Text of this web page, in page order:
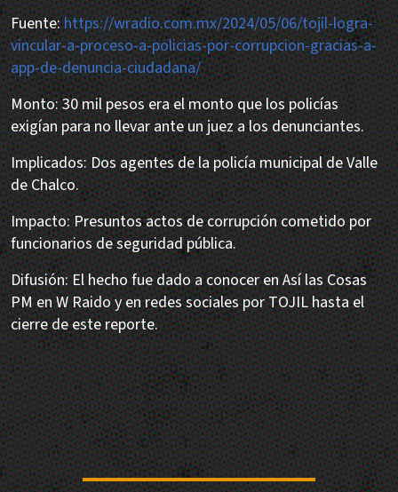
Fuente:https://wradio.com.mx/2024/05/06/tojil-logra-
vincular-a-proceso-a-policias-por-corrupcion-gracias-a-
app-de-denuncia-ciudadana/
Monto: 30 mil pesos era el monto que los policías
exigían para no llevar ante un juez a los denunciantes.
Implicados: Dos agentes de la policía municipal de Valle
de Chalco.
Impacto: Presuntos actos de corrupción cometido por
funcionarios de seguridad pública.
Difusión: El hecho fue dado a conocer en Así las Cosas
PM en W Raido y en redes sociales por TOJIL hasta el
cierre de este reporte.